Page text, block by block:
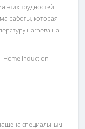
этих трудностей
работы, которая
нагрева на
специальным